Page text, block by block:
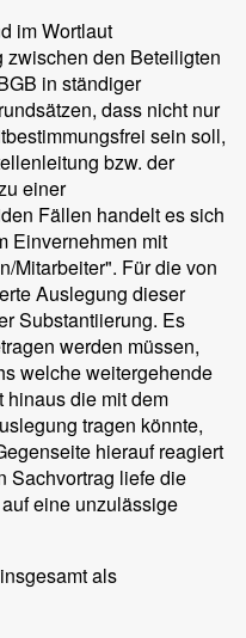
im Wortlaut
den Beteiligten
in ständiger
dass nicht nur
sein soll,
bzw. der
einer
Fällen handelt es sich
Einvernehmen mit
Mitarbeiter". Für die von
Auslegung dieser
Substantiierung. Es
werden müssen,
welche weitergehende
hinaus die mit dem
tragen könnte,
hierauf reagiert
Sachvortrag liefe die
eine unzulässige
als